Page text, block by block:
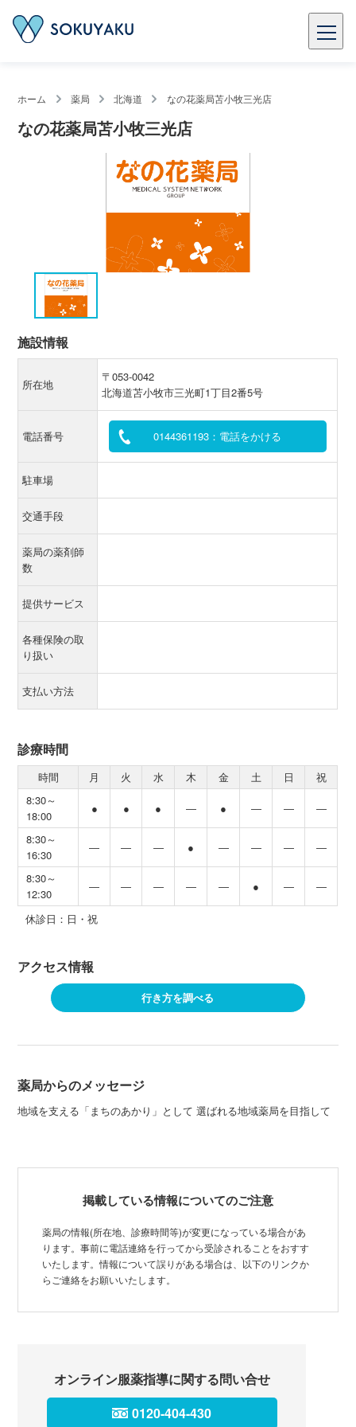
ホーム 薬局 北海道 なの花薬局苫小牧三光店
なの花薬局苫小牧三光店
施設情報
所在地
〒053-0042
北海道苫小牧市三光町1丁目2番5号
電話番号 0144361193：電話をかける
駐車場
交通手段
薬局の薬剤師
数
提供サービス
各種保険の取
り扱い
支払い方法
診療時間
時間 月 火 水 木 金 土 日
祝
8:30～
18:00
● ● ● ― ● ― ― ―
8:30～
16:30
― ― ― ● ― ― ― ―
8:30～
12:30
― ― ― ― ― ● ― ―
休診日：日・祝
アクセス情報
行き方を調べる
薬局からのメッセージ
地域を支える「まちのあかり」として 選ばれる地域薬局を目指して
掲載している情報についてのご注意
薬局の情報(所在地、診療時間等)が変更になっている場合があ
ります。事前に電話連絡を行ってから受診されることをおすす
いたします。情報について誤りがある場合は、以下のリンクか
らご連絡をお願いいたします。
オンライン服薬指導に関する問い合せ
0120-404-430